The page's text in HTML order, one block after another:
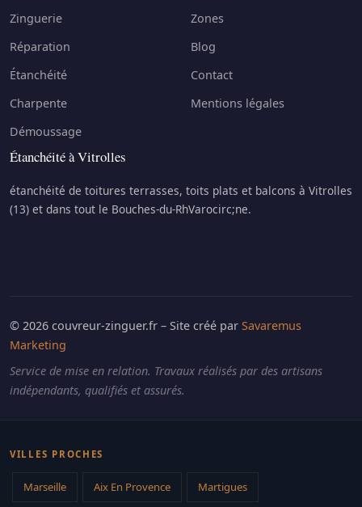
Zinguerie
Réparation
Étanchéité
Charpente
Démoussage
Zones
Blog
Contact
Mentions légales
Étanchéité à Vitrolles
étanchéité de toitures terrasses, toits plats et balcons à Vitrolles
(13) et dans tout le Bouches-du-RhVarocirc;ne.
© 2026 couvreur-zinguer.fr – Site créé par Savaremus
Marketing
Service de mise en relation. Travaux réalisés par des artisans
indépendants, qualifiés et assurés.
VILLES PROCHES
Marseille Aix En Provence Martigues